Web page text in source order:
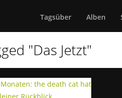
Tagsüber Alben
"Das Jetzt"